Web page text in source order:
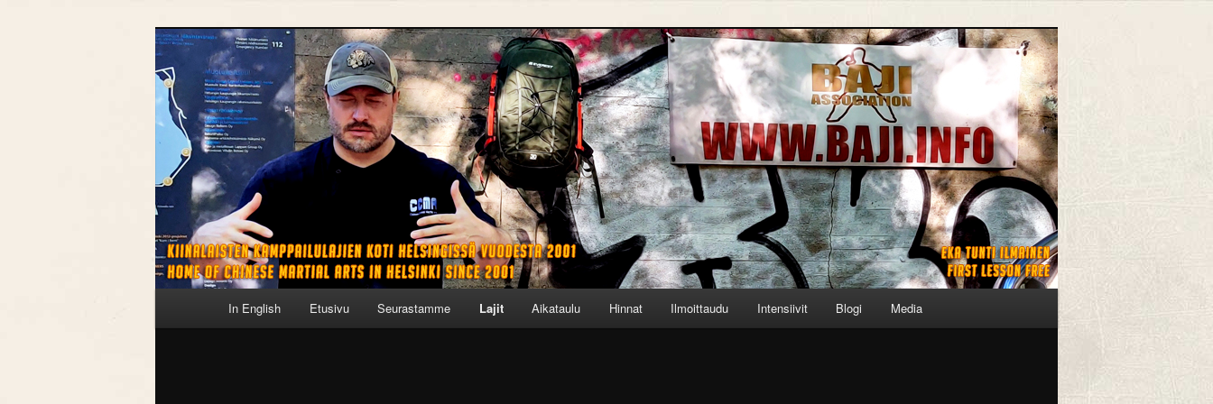
In English Etusivu Seurastamme Lajit Aikataulu Hinnat Ilmoittaudu Intensiivit Blogi Media